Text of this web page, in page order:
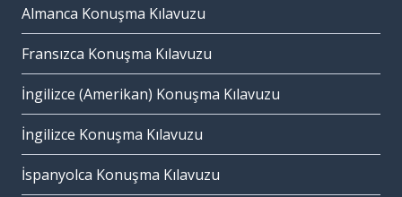
Almanca Konuşma Kılavuzu
Fransızca Konuşma Kılavuzu
İngilizce (Amerikan) Konuşma Kılavuzu
İngilizce Konuşma Kılavuzu
İspanyolca Konuşma Kılavuzu